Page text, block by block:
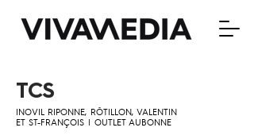
TCS
INOVIL RIPONNE, RÔTILLON, VALENTIN
ET ST-FRANÇOIS | OUTLET AUBONNE